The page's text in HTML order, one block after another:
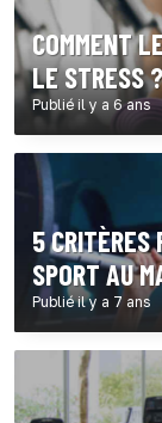
COMMENT
LE STRESS ?
Publié il y a 6 ans
5 CRITÈRES
SPORT AU
Publié il y a 7 ans